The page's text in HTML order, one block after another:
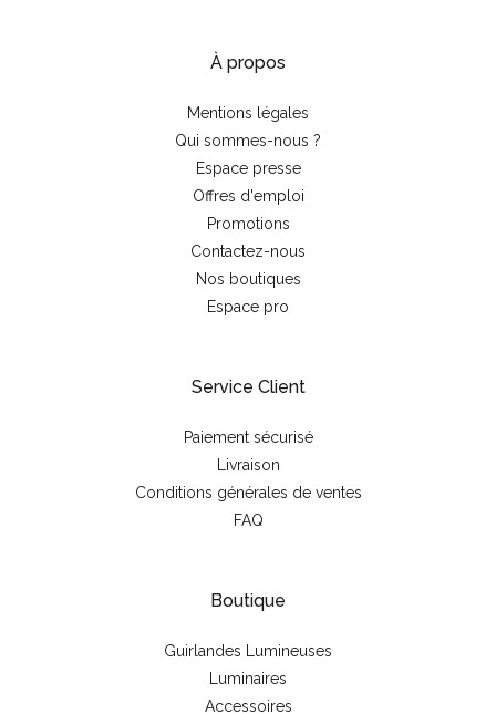
À propos
Mentions légales
Qui sommes-nous ?
Espace presse
Offres d'emploi
Promotions
Contactez-nous
Nos boutiques
Espace pro
Service Client
Paiement sécurisé
Livraison
Conditions générales de ventes
FAQ
Boutique
Guirlandes Lumineuses
Luminaires
Accessoires